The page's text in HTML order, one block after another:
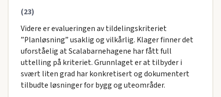
(23)
Videre er evalueringen av tildelingskriteriet
”Planløsning” usaklig og vilkårlig. Klager finner det
uforståelig at Scalabarnehagene har fått full
uttelling på kriteriet. Grunnlaget er at tilbyder i
svært liten grad har konkretisert og dokumentert
tilbudte løsninger for bygg og uteområder.